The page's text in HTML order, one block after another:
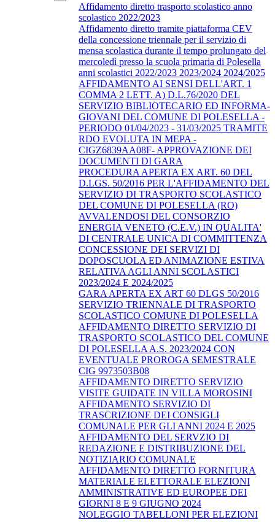
Affidamento diretto trasporto scolastico anno
scolastico 2022/2023
Affidamento diretto tramite piattaforma CEV
della concessione triennale per il servizio di
mensa scolastica durante il tempo prolungato del
mercoledì presso la scuola primaria di Polesella
anni scolastici 2022/2023 2023/2024 2024/2025
AFFIDAMENTO AI SENSI DELL'ART. 1
COMMA 2 LETT. A) D.L.76/2020 DEL
SERVIZIO BIBLIOTECARIO ED INFORMA-
GIOVANI DEL COMUNE DI POLESELLA -
PERIODO 01/04/2023 - 31/03/2025 TRAMITE
RDO EVOLUTA IN MEPA -
CIGZ6839AA08F- APPROVAZIONE DEI
DOCUMENTI DI GARA
PROCEDURA APERTA EX ART. 60 DEL
D.LGS. 50/2016 PER L'AFFIDAMENTO DEL
SERVIZIO DI TRASPORTO SCOLASTICO
DEL COMUNE DI POLESELLA (RO)
AVVALENDOSI DEL CONSORZIO
ENERGIA VENETO (C.E.V.) IN QUALITA'
DI CENTRALE UNICA DI COMMITTENZA
CONCESSIONE DEI SERVIZI DI
DOPOSCUOLA ED ANIMAZIONE ESTIVA
RELATIVA AGLI ANNI SCOLASTICI
2023/2024 E 2024/2025
GARA APERTA EX ART 60 DLGS 50/2016
SERVIZIO TRIENNALE DI TRASPORTO
SCOLASTICO COMUNE DI POLESELLA
AFFIDAMENTO DIRETTO SERVIZIO DI
TRASPORTO SCOLASTICO DEL COMUNE
DI POLESELLA A.S. 2023/2024 CON
EVENTUALE PROROGA SEMESTRALE
CIG 9973503B08
AFFIDAMENTO DIRETTO SERVIZIO
VISITE GUIDATE IN VILLA MOROSINI
AFFIDAMENTO SERVIZIO DI
TRASCRIZIONE DEI CONSIGLI
COMUNALE PER GLI ANNI 2024 E 2025
AFFIDAMENTO DEL SERVZIO DI
REDAZIONE E DISTRIBUZIONE DEL
NOTIZIARIO COMUNALE
AFFIDAMENTO DIRETTO FORNITURA
MATERIALE ELETTORALE ELEZIONI
AMMINISTRATIVE ED EUROPEE DEI
GIORNI 8 E 9 GIUGNO 2024
NOLEGGIO TABELLONI PER ELEZIONI